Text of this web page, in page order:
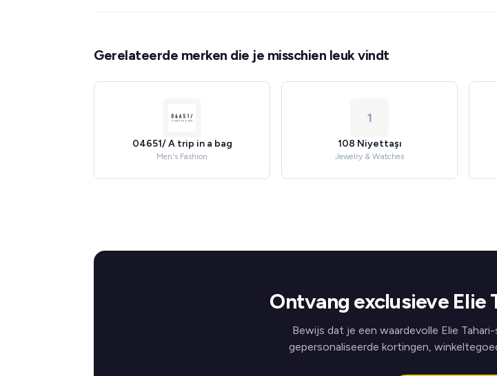
Gerelateerde merken die je misschien leuk vindt
04651/ A trip in a bag
Men's Fashion
1
108 Niyettaşı
Jewelry & Watches
Ontvang exclusieve Elie
Bewijs dat je een waardevolle Elie
gepersonaliseerde kortingen,